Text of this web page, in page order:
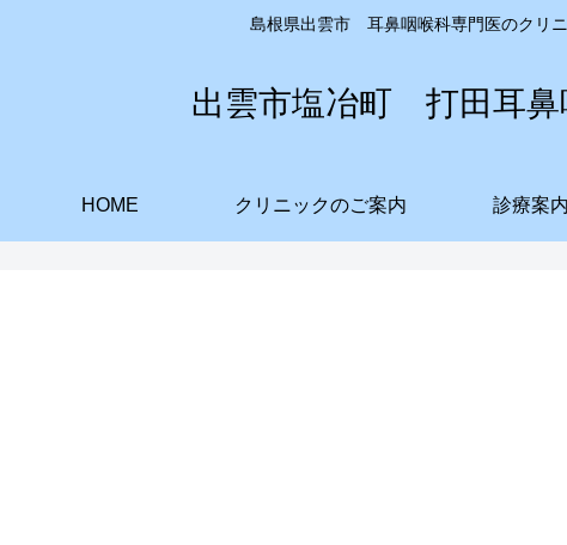
島根県出雲市 耳鼻咽喉科専門医のクリ
出雲市塩冶町 打田耳鼻
HOME クリニックのご案内 診療案内